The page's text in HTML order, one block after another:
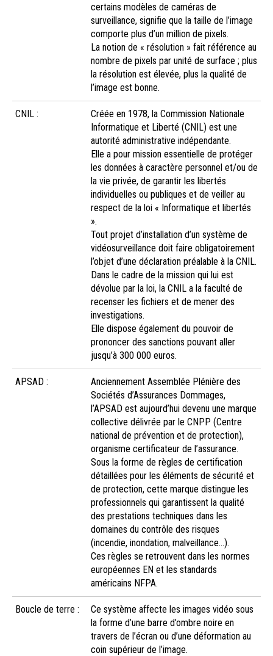
certains modèles de caméras de
surveillance, signifie que la taille de l’image
comporte plus d’un million de pixels.
La notion de « résolution » fait référence au
nombre de pixels par unité de surface ; plus
la résolution est élevée, plus la qualité de
l’image est bonne.
CNIL :
Créée en 1978, la Commission Nationale
Informatique et Liberté (CNIL) est une
autorité administrative indépendante.
Elle a pour mission essentielle de protéger
les données à caractère personnel et/ou de
la vie privée, de garantir les libertés
individuelles ou publiques et de veiller au
respect de la loi « Informatique et libertés
».
Tout projet d’installation d’un système de
vidéosurveillance doit faire obligatoirement
l’objet d’une déclaration préalable à la CNIL.
Dans le cadre de la mission qui lui est
dévolue par la loi, la CNIL a la faculté de
recenser les fichiers et de mener des
investigations.
Elle dispose également du pouvoir de
prononcer des sanctions pouvant aller
jusqu’à 300 000 euros.
APSAD :
Anciennement Assemblée Plénière des
Sociétés d’Assurances Dommages,
l’APSAD est aujourd’hui devenu une marque
collective délivrée par le CNPP (Centre
national de prévention et de protection),
organisme certificateur de l’assurance.
Sous la forme de règles de certification
détaillées pour les éléments de sécurité et
de protection, cette marque distingue les
professionnels qui garantissent la qualité
des prestations techniques dans les
domaines du contrôle des risques
(incendie, inondation, malveillance…).
Ces règles se retrouvent dans les normes
européennes EN et les standards
américains NFPA.
Boucle de terre :
Ce système affecte les images vidéo sous
la forme d’une barre d’ombre noire en
travers de l’écran ou d’une déformation au
coin supérieur de l’image.